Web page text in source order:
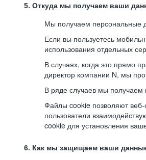
5. Откуда мы получаем ваши
Мы получаем персональные
Если вы пользуетесь
использования отдельных
В случаях, когда это прямо
директор компании N, мы
В ряде случаев мы
Файлы cookie позволяют веб-
пользователи
cookie для установления
6. Как мы защищаем ваши